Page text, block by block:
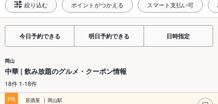
絞り込む ポイントがつかえる スマート支払い可
今日予約できる 明日予約できる 日時指定
岡山
中華 | 飲み放題のグルメ・クーポン情報
18件 1-18件
PR
居酒屋 岡山駅